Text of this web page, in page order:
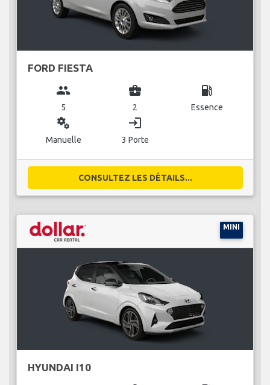
FORD FIESTA
group
5
business_center
2
local_gas_station
Essence
miscellaneous_services
Manuelle
login
3 Porte
CONSULTEZ LES DÉTAILS...
MINI
HYUNDAI I10